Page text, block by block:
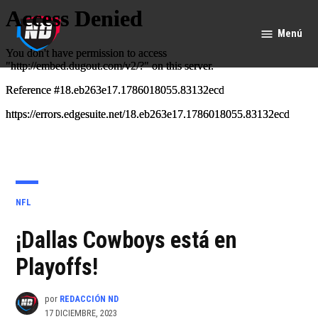
Saltar
al
contenido
Deportes
Menú
PUBLICADO
NFL
¡Dallas Cowboys está en
Playoffs!
por REDACCIÓN ND
17 DICIEMBRE, 2023